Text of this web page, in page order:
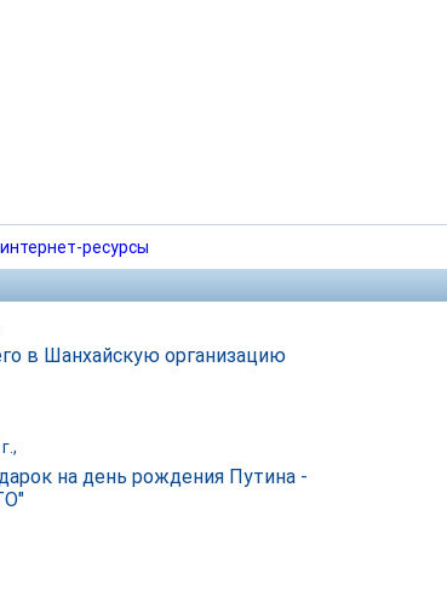
ресурсы
в Шанхайскую организацию
на день рождения Путина -